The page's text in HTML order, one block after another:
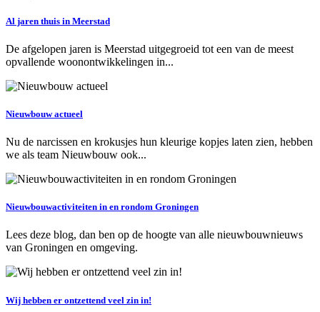
Al jaren thuis in Meerstad
De afgelopen jaren is Meerstad uitgegroeid tot een van de meest
opvallende woonontwikkelingen in...
Nieuwbouw actueel
Nu de narcissen en krokusjes hun kleurige kopjes laten zien, hebben
we als team Nieuwbouw ook...
Nieuwbouwactiviteiten in en rondom Groningen
Lees deze blog, dan ben op de hoogte van alle nieuwbouwnieuws
van Groningen en omgeving.
Wij hebben er ontzettend veel zin in!